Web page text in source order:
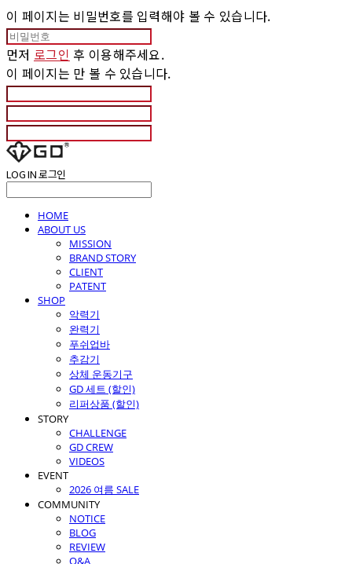
이 페이지는 비밀번호를 입력해야 볼 수 있습니다.
먼저 로그인 후 이용해주세요.
이 페이지는 만 볼 수 있습니다.
LOG IN로그인
HOME
ABOUT US
MISSION
BRAND STORY
CLIENT
PATENT
SHOP
악력기
완력기
푸쉬업바
추감기
상체 운동기구
GD 세트 (할인)
리퍼상품 (할인)
STORY
CHALLENGE
GD CREW
VIDEOS
EVENT
2026 여름 SALE
COMMUNITY
NOTICE
BLOG
REVIEW
Q&A